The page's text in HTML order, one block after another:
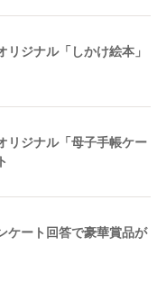
リジナル「しかけ絵本」
リジナル「母子手帳ケー
ケート回答で豪華賞品が